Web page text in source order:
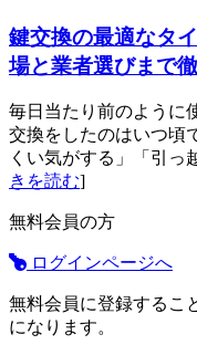
鍵交換の最適なタ
場と業者選びまで
毎日当たり前のように
交換をしたのはいつ頃
くい気がする」「引
きを読む]
無料会員の方
ログインページへ
無料会員に登録するこ
になります。